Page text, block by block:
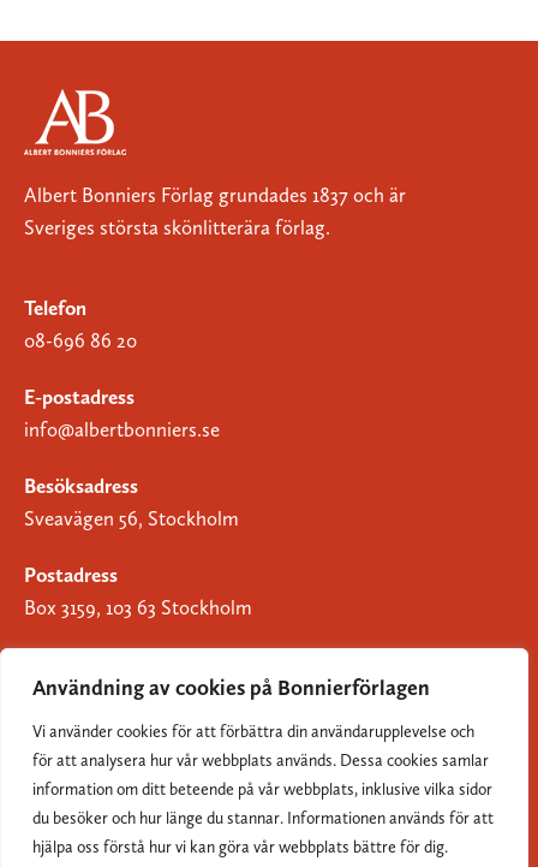
Användning av cookies på Bonnierförlagen
Vi använder cookies för att förbättra din användarupplevelse och
för att analysera hur vår webbplats används. Dessa cookies samlar
information om ditt beteende på vår webbplats, inklusive vilka sidor
du besöker och hur länge du stannar. Informationen används för att
hjälpa oss förstå hur vi kan göra vår webbplats bättre för dig.
Albert Bonniers Förlag grundades 1837 och är
Sveriges största skönlitterära förlag.
Telefon
08-696 86 20
E-postadress
info@albertbonniers.se
Besöksadress
Sveavägen 56, Stockholm
Postadress
Box 3159, 103 63 Stockholm
Om Bonnierförlagen
Cookies
Integritetspolicy